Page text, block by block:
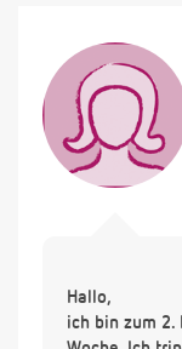
Hallo,
ich bin zum 2.